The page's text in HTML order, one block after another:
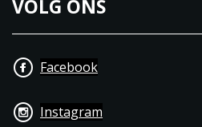
VOLG ONS
Facebook
Instagram